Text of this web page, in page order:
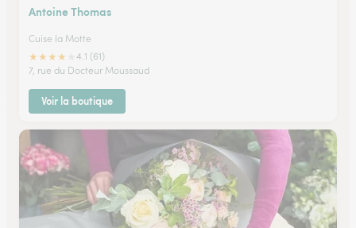
Antoine Thomas
Cuise la Motte
★★★★
4.1 (61)
7, rue du Docteur Moussaud
Voir la boutique